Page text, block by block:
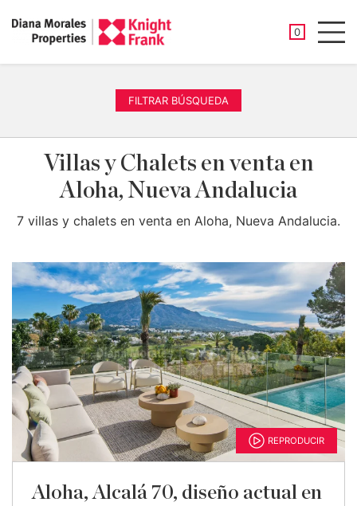
0
FILTRAR BÚSQUEDA
Villas y Chalets en venta en
Aloha, Nueva Andalucia
7 villas y chalets en venta en Aloha, Nueva Andalucia.
REPRODUCIR
Aloha, Alcalá 70, diseño actual en